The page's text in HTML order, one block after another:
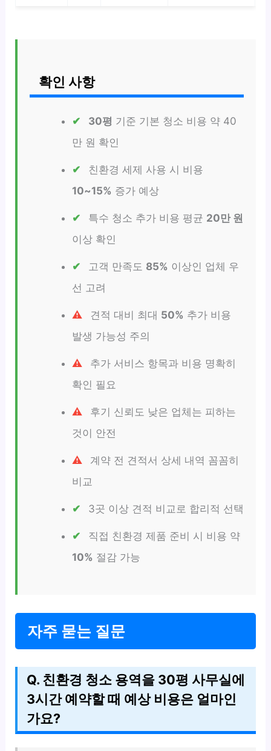
확인 사항
30평 기준 기본 청소 비용 약 40
만 원 확인
친환경 세제 사용 시 비용
10~15% 증가 예상
특수 청소 추가 비용 평균 20만 원
이상 확인
고객 만족도 85% 이상인 업체 우
선 고려
견적 대비 최대 50% 추가 비용
발생 가능성 주의
추가 서비스 항목과 비용 명확히
확인 필요
후기 신뢰도 낮은 업체는 피하는
것이 안전
계약 전 견적서 상세 내역 꼼꼼히
비교
3곳 이상 견적 비교로 합리적 선택
직접 친환경 제품 준비 시 비용 약
10% 절감 가능
자주 묻는 질문
Q. 친환경 청소 용역을 30평 사무실에
3시간 예약할 때 예상 비용은 얼마인
가요?